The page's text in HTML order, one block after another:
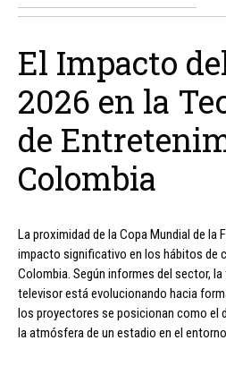
El Impacto
2026 en la
de
Colombia
La proximidad de la Copa Mundial de la
impacto significativo en los hábitos de
Colombia. Según informes del sector,
televisor está evolucionando hacia
los proyectores se posicionan como el
la atmósfera de un estadio en el